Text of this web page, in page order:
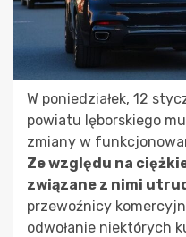
W poniedziałek, 12
powiatu lęborskiego
zmiany w
Ze względu na
związane z nimi
przewoźnicy
odwołanie niektórych